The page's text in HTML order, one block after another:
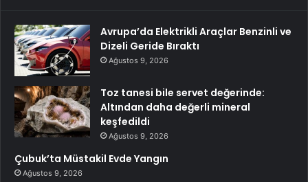
Avrupa’da Elektrikli Araçlar Benzinli ve
Dizeli Geride Bıraktı
Ağustos 9, 2026
Toz tanesi bile servet değerinde:
Altından daha değerli mineral
keşfedildi
Ağustos 9, 2026
Çubuk’ta Müstakil Evde Yangın
Ağustos 9, 2026